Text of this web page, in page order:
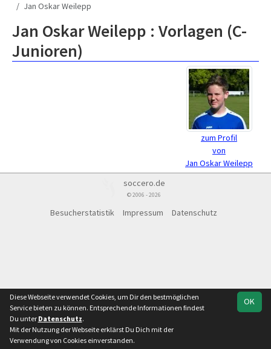
Jan Oskar Weilepp
Jan Oskar Weilepp : Vorlagen (C-
Junioren)
zum Profil
von
Jan Oskar Weilepp
soccero.de
© 2006 - 2026
Besucherstatistik Impressum Datenschutz
OK
Diese Webseite verwendet Cookies, um Dir den bestmöglichen
Service bieten zu können. Entsprechende Informationen findest
Du unter Datenschutz.
Mit der Nutzung der Webseite erklärst Du Dich mit der
Verwendung von Cookies einverstanden.